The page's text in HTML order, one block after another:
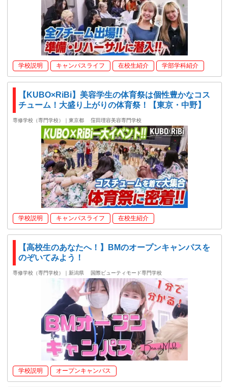
学校説明 キャンパスライフ 在校生紹介 学部学科紹介
【KUBO×RiBi】美容学生の体育祭は個性豊かなコス
チューム！大盛り上がりの体育祭！【東京・中野】
専修学校（専門学校）｜東京都 窪田理容美容専門学校
学校説明 キャンパスライフ 在校生紹介
【高校生のあなたへ！】BMのオープンキャンパスを
のぞいてみよう！
専修学校（専門学校）｜新潟県 国際ビューティモード専門学校
学校説明 オープンキャンパス